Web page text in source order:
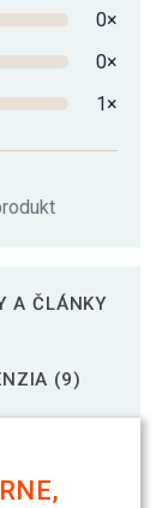
0×
0×
1×
A ČLÁNKY
(9)